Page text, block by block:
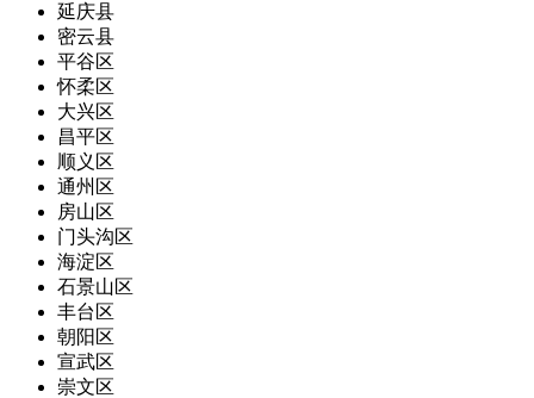
延庆县
密云县
平谷区
怀柔区
大兴区
昌平区
顺义区
通州区
房山区
门头沟区
海淀区
石景山区
丰台区
朝阳区
宣武区
崇文区